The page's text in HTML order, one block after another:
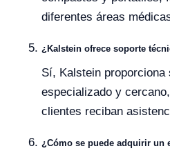
diferentes áreas
¿Kalstein ofrece soporte
Sí, Kalstein proporciona
especializado y
clientes reciban
¿Cómo se puede adquirir un